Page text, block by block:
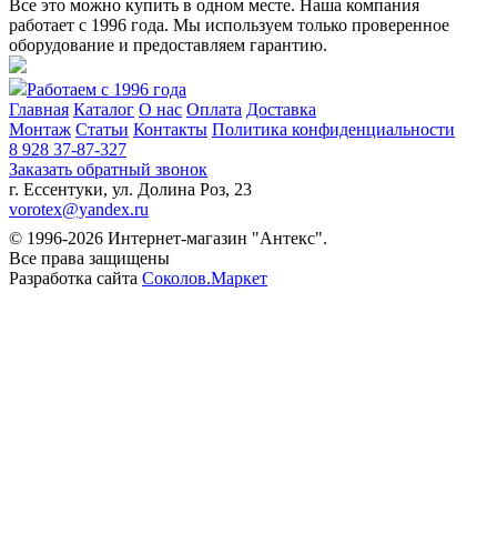
Все это можно купить в одном месте. Наша компания
работает с 1996 года. Мы используем только проверенное
оборудование и предоставляем гарантию.
Работаем с 1996 года
Главная Каталог О нас Оплата Доставка
Монтаж Статьи Контакты Политика конфиденциальности
8 928 37-87-327
Заказать обратный звонок
г. Ессентуки, ул. Долина Роз, 23
vorotex@yandex.ru
© 1996-2026 Интернет-магазин "Антекс".
Все права защищены
Разработка сайта Соколов.Маркет